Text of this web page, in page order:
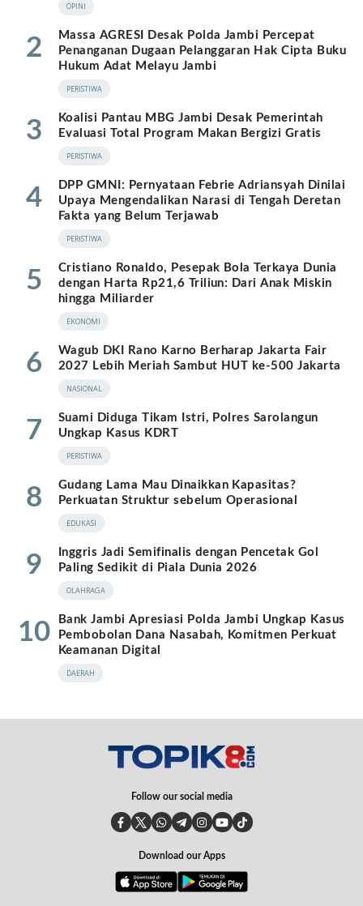
OPINI
2
Massa AGRESI Desak Polda Jambi Percepat
Penanganan Dugaan Pelanggaran Hak Cipta Buku
Hukum Adat Melayu Jambi
PERISTIWA
3
Koalisi Pantau MBG Jambi Desak Pemerintah
Evaluasi Total Program Makan Bergizi Gratis
PERISTIWA
4
DPP GMNI: Pernyataan Febrie Adriansyah Dinilai
Upaya Mengendalikan Narasi di Tengah Deretan
Fakta yang Belum Terjawab
PERISTIWA
5
Cristiano Ronaldo, Pesepak Bola Terkaya Dunia
dengan Harta Rp21,6 Triliun: Dari Anak Miskin
hingga Miliarder
EKONOMI
6
Wagub DKI Rano Karno Berharap Jakarta Fair
2027 Lebih Meriah Sambut HUT ke-500 Jakarta
NASIONAL
7
Suami Diduga Tikam Istri, Polres Sarolangun
Ungkap Kasus KDRT
PERISTIWA
8
Gudang Lama Mau Dinaikkan Kapasitas?
Perkuatan Struktur sebelum Operasional
EDUKASI
9
Inggris Jadi Semifinalis dengan Pencetak Gol
Paling Sedikit di Piala Dunia 2026
OLAHRAGA
10
Bank Jambi Apresiasi Polda Jambi Ungkap Kasus
Pembobolan Dana Nasabah, Komitmen Perkuat
Keamanan Digital
DAERAH
Follow our social media
Download our Apps